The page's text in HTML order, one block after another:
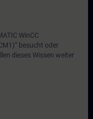
WinCC
besucht oder
dieses Wissen weiter